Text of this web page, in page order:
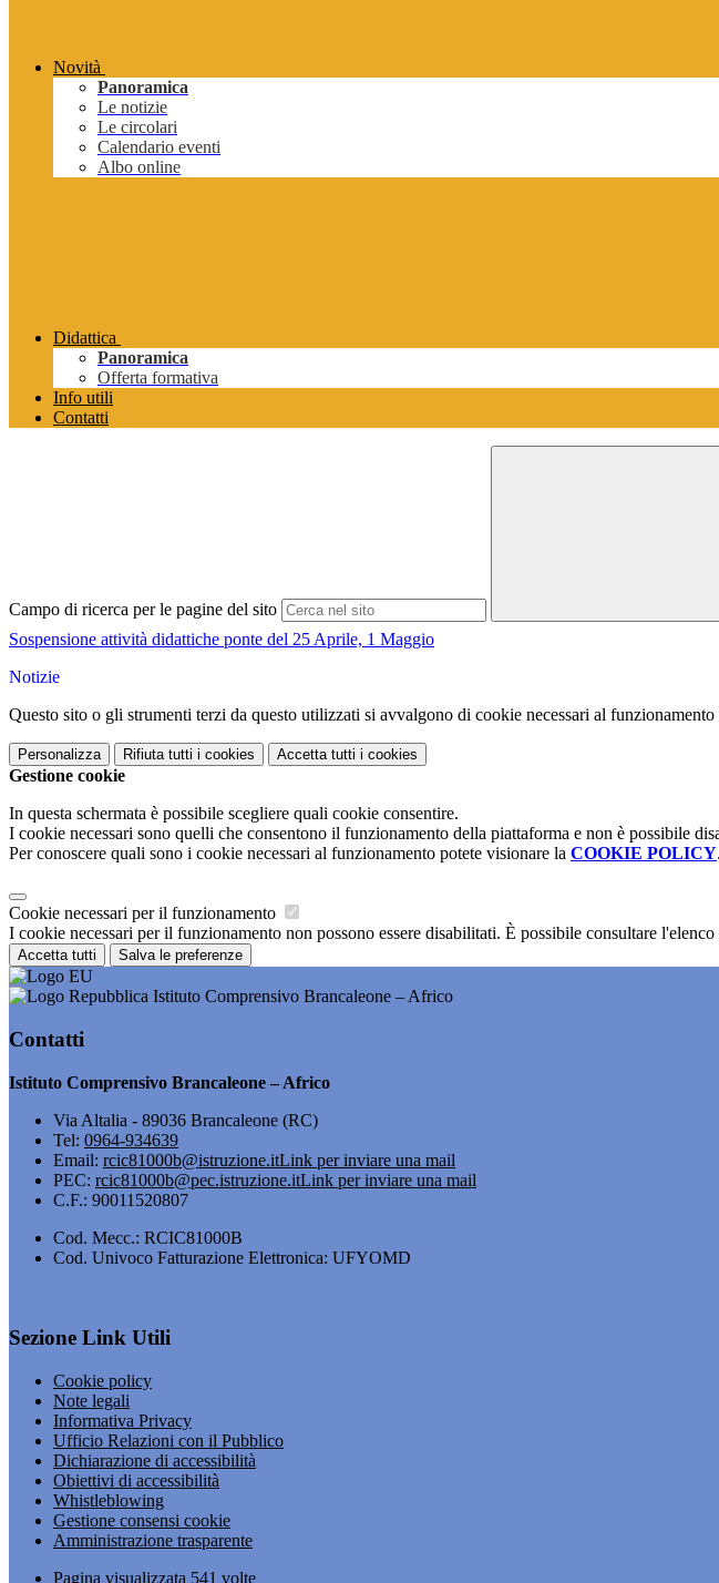
Novità
Panoramica
Le notizie
Le circolari
Calendario eventi
Albo online
Didattica
Panoramica
Offerta formativa
Info utili
Contatti
Campo di ricerca per le pagine del sito
Sospensione attività didattiche ponte del 25 Aprile, 1 Maggio
Notizie
Questo sito o gli strumenti terzi da questo utilizzati si avvalgono di cookie necessari al
Personalizza Rifiuta tutti i cookies Accetta tutti i cookies
Gestione cookie
In questa schermata è possibile scegliere quali cookie consentire.
I cookie necessari sono quelli che consentono il funzionamento della piattaforma e non è possibile
Per conoscere quali sono i cookie necessari al funzionamento potete visionare la COOKIE POLICY.
Cookie necessari per il funzionamento
I cookie necessari per il funzionamento non possono essere disabilitati. È possibile consultare
Accetta tutti Salva le preferenze
Istituto Comprensivo Brancaleone – Africo
Contatti
Istituto Comprensivo Brancaleone – Africo
Via Altalia - 89036 Brancaleone (RC)
Tel: 0964-934639
Email: rcic81000b@istruzione.itLink per inviare una mail
PEC: rcic81000b@pec.istruzione.itLink per inviare una mail
C.F.: 90011520807
Cod. Mecc.: RCIC81000B
Cod. Univoco Fatturazione Elettronica: UFYOMD
Sezione Link Utili
Cookie policy
Note legali
Informativa Privacy
Ufficio Relazioni con il Pubblico
Dichiarazione di accessibilità
Obiettivi di accessibilità
Whistleblowing
Gestione consensi cookie
Amministrazione trasparente
Pagina visualizzata 541 volte